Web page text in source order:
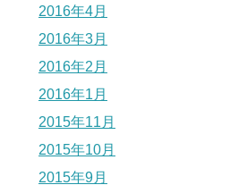
2016年4月
2016年3月
2016年2月
2016年1月
2015年11月
2015年10月
2015年9月